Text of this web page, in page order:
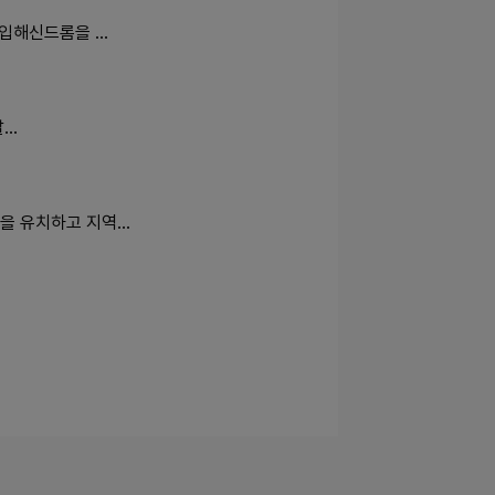
해신드롬을 …
…
유치하고 지역…